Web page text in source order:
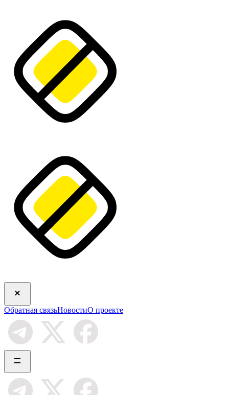
Обратная связьНовостиО проекте